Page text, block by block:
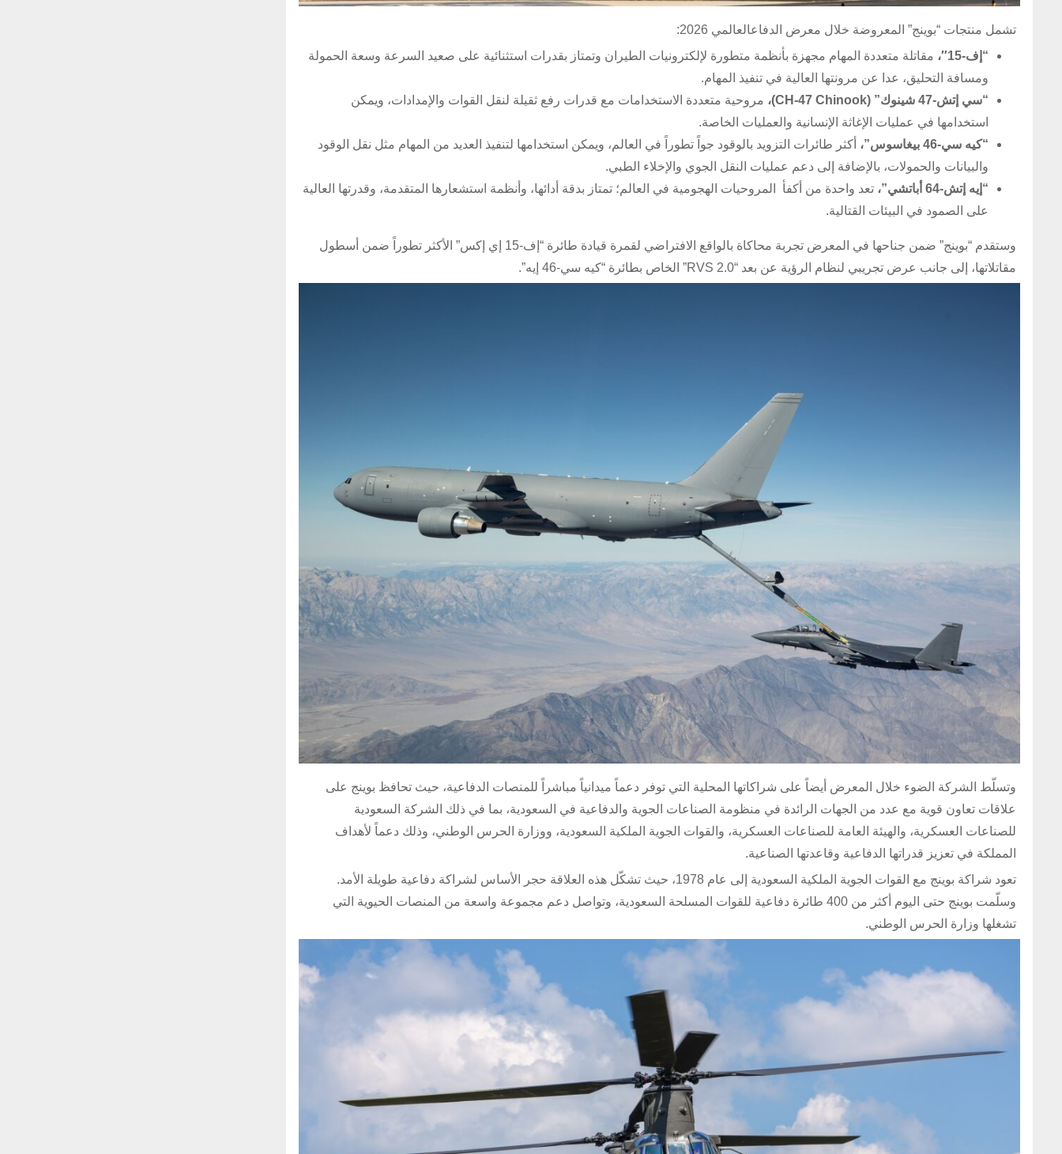
تشمل منتجات “بوينج” المعروضة خلال معرض الدفاعالعالمي 2026:
“إف-15″،
مقاتلة متعددة المهام مجهزة بأنظمة متطورة لإلكترونيات الطيران وتمتاز بقدرات استثنائية على صعيد السرعة وسعة الحمولة
ومسافة التحليق، عدا عن مرونتها العالية في تنفيذ المهام.
“سي إتش-47 شينوك” (
CH-47 Chinook)، مروحية متعددة الاستخدامات مع قدرات رفع ثقيلة لنقل القوات والإمدادات، ويمكن
استخدامها في عمليات الإغاثة الإنسانية والعمليات الخاصة.
“كيه سي-46 بيغاسوس”،
أكثر طائرات التزويد بالوقود جواً تطوراً في العالم، ويمكن استخدامها لتنفيذ العديد من المهام مثل نقل الوقود
والبيانات والحمولات، بالإضافة إلى دعم عمليات النقل الجوي والإخلاء الطبي.
“إيه إتش-64 أباتشي”،
تعد واحدة من أكفأ المروحيات الهجومية في العالم؛ تمتاز بدقة أدائها، وأنظمة استشعارها المتقدمة، وقدرتها العالية
على الصمود في البيئات القتالية.
وستقدم “بوينج” ضمن جناحها في المعرض تجربة محاكاة بالواقع الافتراضي لقمرة قيادة طائرة “إف-15 إي إكس” الأكثر تطوراً ضمن أسطول
مقاتلاتها، إلى جانب عرض تجريبي لنظام الرؤية عن بعد “RVS 2.0” الخاص بطائرة “كيه سي-46 إيه”.
وتسلّط الشركة الضوء خلال المعرض أيضاً على شراكاتها المحلية التي توفر دعماً ميدانياً مباشراً للمنصات الدفاعية، حيث تحافظ بوينج على
علاقات تعاون قوية مع عدد من الجهات الرائدة في منظومة الصناعات الجوية والدفاعية في السعودية، بما في ذلك الشركة السعودية
للصناعات العسكرية، والهيئة العامة للصناعات العسكرية، والقوات الجوية الملكية السعودية، ووزارة الحرس الوطني، وذلك دعماً لأهداف
المملكة في تعزيز قدراتها الدفاعية وقاعدتها الصناعية.
تعود شراكة بوينج مع القوات الجوية الملكية السعودية إلى عام 1978، حيث تشكّل هذه العلاقة حجر الأساس لشراكة دفاعية طويلة الأمد.
وسلّمت بوينج حتى اليوم أكثر من 400 طائرة دفاعية للقوات المسلحة السعودية، وتواصل دعم مجموعة واسعة من المنصات الحيوية التي
تشغلها وزارة الحرس الوطني.